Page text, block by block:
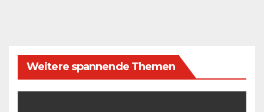
Weitere spannende Themen